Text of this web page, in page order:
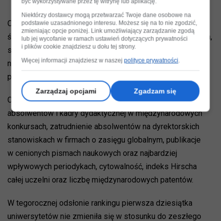
Od 2012 roku CWUR publikuje jedyny akademicki ranking
światowych uniwersytetów, który ocenia jakość kształcenia,
szanse na zatrudnienie, jakość kadry naukowej i badań
naukowych, nie opierając się na ankietach i danych
przekazywanych przez uczelnie.
CWUR jest tworzony w oparciu o 8 kryteriów: sukcesy
absolwentów i kadry dydaktycznej w międzynarodowych
konkursach, zatrudnienie absolwentów na dyrektorskich
stanowiskach w firmach o zasięgu globalnym, publikacje
w cenionych pismach naukowych oraz najbardziej
wpływowych periodykach, cytowalność, indeks Hirscha
całej uczelni oraz liczbę międzynarodowych patentów.
W tegorocznej odsłonie rankingu pierwsza dziesiątka
uniwersytetów nie zmieniła się w stosunku do zeszłego
Niektórzy dostawcy mogą przetwarzać Twoje dane osobowe na
podstawie uzasadnionego interesu. Możesz się na to nie zgodzić,
zmieniając opcje poniżej. Link umożliwiający zarządzanie zgodą
lub jej wycofanie w ramach ustawień dotyczących prywatności
i plików cookie znajdziesz u dołu tej strony.
Więcej informacji znajdziesz w naszejpolityce prywatności.
Zarządzaj opcjami Zgadzam się